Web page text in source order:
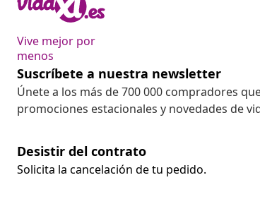
Vive mejor por
menos
Suscríbete a nuestra newsletter
Únete a los más de 700 000 compradores
promociones estacionales y novedades de
Desistir del contrato
Solicita la cancelación de tu pedido.